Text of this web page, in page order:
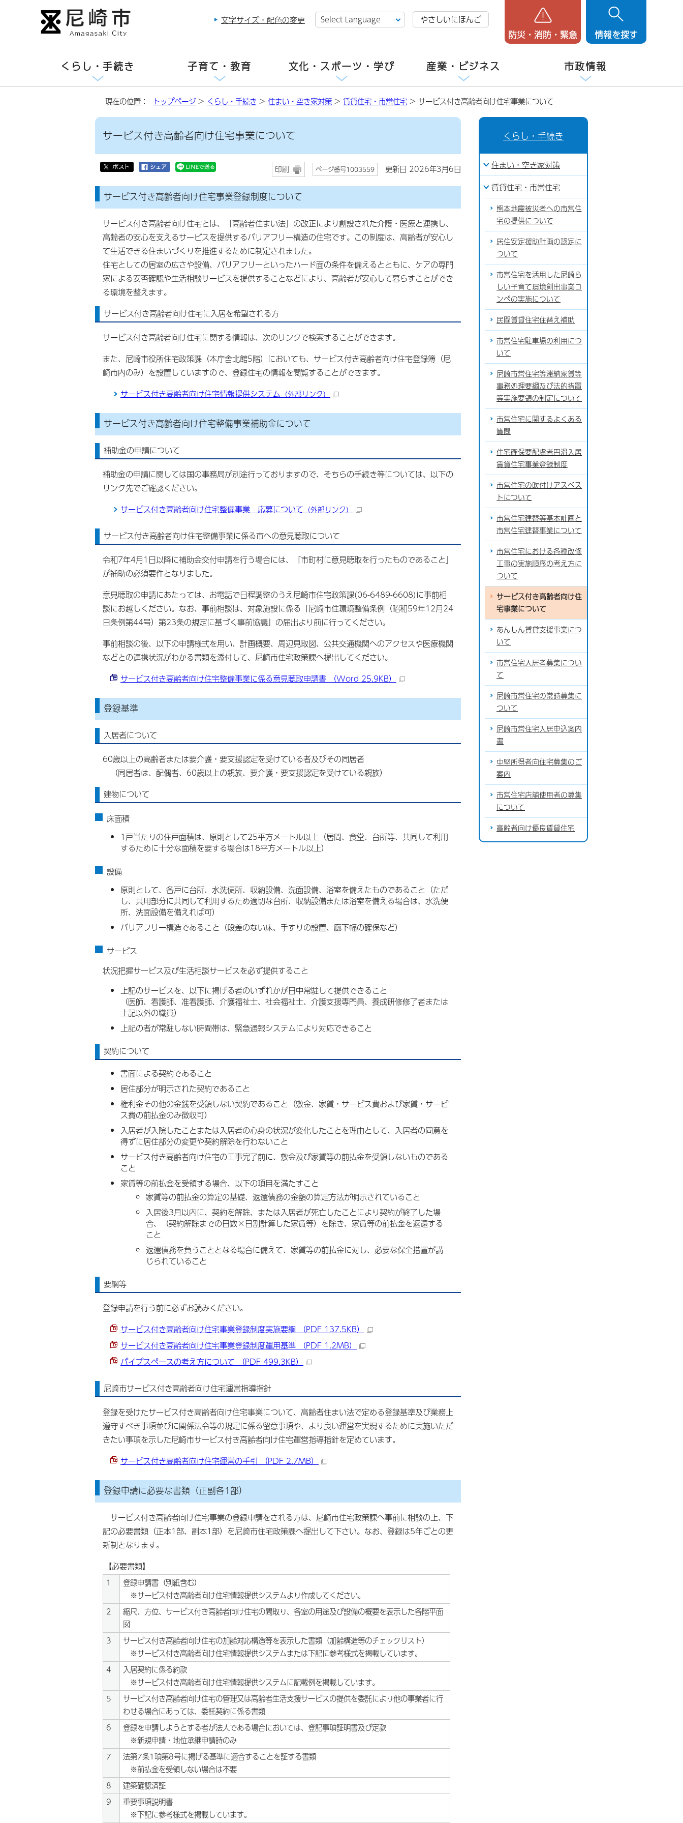
文字サイズ・配色の変更 やさしいにほんご
防災・消防・緊急 情報を探す
くらし・手続き 子育て・教育 文化・スポーツ・学び 産業・ビジネス 市政情報
現在の位置： トップページ> くらし・手続き > 住まい・空き家対策 > 賃貸住宅・市営住宅 > サービス付き高齢者向け住宅事業について
サービス付き高齢者向け住宅事業について
印刷 ページ番号1003559 更新日 2026年3月6日
サービス付き高齢者向け住宅事業登録制度について
サービス付き高齢者向け住宅とは、「高齢者住まい法」の改正により創設された介護・医療と連携し、
高齢者の安心を支えるサービスを提供するバリアフリー構造の住宅です。この制度は、高齢者が安心し
て生活できる住まいづくりを推進するために制定されました。
住宅としての居室の広さや設備、バリアフリーといったハード面の条件を備えるとともに、ケアの専門
家による安否確認や生活相談サービスを提供することなどにより、高齢者が安心して暮らすことができ
る環境を整えます。
サービス付き高齢者向け住宅に入居を希望される方
サービス付き高齢者向け住宅に関する情報は、次のリンクで検索することができます。
また、尼崎市役所住宅政策課（本庁舎北館5階）においても、サービス付き高齢者向け住宅登録簿（尼
崎市内のみ）を設置していますので、登録住宅の情報を閲覧することができます。
サービス付き高齢者向け住宅情報提供システム （外部リンク）
サービス付き高齢者向け住宅整備事業補助金について
補助金の申請について
補助金の申請に関しては国の事務局が別途行っておりますので、そちらの手続き等については、以下の
リンク先でご確認ください。
サービス付き高齢者向け住宅整備事業 応募について （外部リンク）
サービス付き高齢者向け住宅整備事業に係る市への意見聴取について
令和7年4月1日以降に補助金交付申請を行う場合には、「市町村に意見聴取を行ったものであること」
が補助の必須要件となりました。
意見聴取の申請にあたっては、お電話で日程調整のうえ尼崎市住宅政策課(06-6489-6608)に事前相
談にお越しください。なお、事前相談は、対象施設に係る「尼崎市住環境整備条例（昭和59年12月24
日条例第44号）第23条の規定に基づく事前協議」の届出より前に行ってください。
事前相談の後、以下の申請様式を用い、計画概要、周辺見取図、公共交通機関へのアクセスや医療機関
などとの連携状況がわかる書類を添付して、尼崎市住宅政策課へ提出してください。
サービス付き高齢者向け住宅整備事業に係る意見聴取申請書 （Word 25.9KB）
登録基準
入居者について
60歳以上の高齢者または要介護・要支援認定を受けている者及びその同居者
（同居者は、配偶者、60歳以上の親族、要介護・要支援認定を受けている親族）
建物について
床面積
1戸当たりの住戸面積は、原則として25平方メートル以上（居間、食堂、台所等、共同して利用
するために十分な面積を要する場合は18平方メートル以上）
設備
原則として、各戸に台所、水洗便所、収納設備、洗面設備、浴室を備えたものであること（ただ
し、共用部分に共同して利用するため適切な台所、収納設備または浴室を備える場合は、水洗便
所、洗面設備を備えれば可）
バリアフリー構造であること（段差のない床、手すりの設置、廊下幅の確保など）
サービス
状況把握サービス及び生活相談サービスを必ず提供すること
上記のサービスを、以下に掲げる者のいずれかが日中常駐して提供できること
（医師、看護師、准看護師、介護福祉士、社会福祉士、介護支援専門員、養成研修修了者または
上記以外の職員）
上記の者が常駐しない時間帯は、緊急通報システムにより対応できること
契約について
書面による契約であること
居住部分が明示された契約であること
権利金その他の金銭を受領しない契約であること（敷金、家賃・サービス費および家賃・サービ
ス費の前払金のみ徴収可）
入居者が入院したことまたは入居者の心身の状況が変化したことを理由として、入居者の同意を
得ずに居住部分の変更や契約解除を行わないこと
サービス付き高齢者向け住宅の工事完了前に、敷金及び家賃等の前払金を受領しないものである
こと
家賃等の前払金を受領する場合、以下の項目を満たすこと
家賃等の前払金の算定の基礎、返還債務の金額の算定方法が明示されていること
入居後3月以内に、契約を解除、または入居者が死亡したことにより契約が終了した場
合、（契約解除までの日数×日割計算した家賃等）を除き、家賃等の前払金を返還する
こと
返還債務を負うこととなる場合に備えて、家賃等の前払金に対し、必要な保全措置が講
じられていること
要綱等
登録申請を行う前に必ずお読みください。
サービス付き高齢者向け住宅事業登録制度実施要綱 （PDF 137.5KB）
サービス付き高齢者向け住宅事業登録制度運用基準 （PDF 1.2MB）
パイプスペースの考え方について （PDF 499.3KB）
尼崎市サービス付き高齢者向け住宅運営指導指針
登録を受けたサービス付き高齢者向け住宅事業について、高齢者住まい法で定める登録基準及び業務上
遵守すべき事項並びに関係法令等の規定に係る留意事項や、より良い運営を実現するために実施いただ
きたい事項を示した尼崎市サービス付き高齢者向け住宅運営指導指針を定めています。
サービス付き高齢者向け住宅運営の手引 （PDF 2.7MB）
登録申請に必要な書類（正副各1部）
サービス付き高齢者向け住宅事業の登録申請をされる方は、尼崎市住宅政策課へ事前に相談の上、下
記の必要書類（正本1部、副本1部）を尼崎市住宅政策課へ提出して下さい。なお、登録は5年ごとの更
新制となります。
【必要書類】
1
登録申請書（別紙含む）
※サービス付き高齢者向け住宅情報提供システムより作成してください。
2
縮尺、方位、サービス付き高齢者向け住宅の間取り、各室の用途及び設備の概要を表示した各階平面
図
3
サービス付き高齢者向け住宅の加齢対応構造等を表示した書類（加齢構造等のチェックリスト）
※サービス付き高齢者向け住宅情報提供システムまたは下記に参考様式を掲載しています。
4
入居契約に係る約款
※サービス付き高齢者向け住宅情報提供システムに記載例を掲載しています。
5
サービス付き高齢者向け住宅の管理又は高齢者生活支援サービスの提供を委託により他の事業者に行
わせる場合にあっては、委託契約に係る書類
6
登録を申請しようとする者が法人である場合においては、登記事項証明書及び定款
※新規申請・地位承継申請時のみ
7
法第7条1項第8号に掲げる基準に適合することを証する書類
※前払金を受領しない場合は不要
8
建築確認済証
9
重要事項説明書
※下記に参考様式を掲載しています。
くらし・手続き
住まい・空き家対策
賃貸住宅・市営住宅
熊本地震被災者への市営住
宅の提供について
居住安定援助計画の認定に
ついて
市営住宅を活用した尼崎ら
しい子育て環境創出事業コ
ンペの実施について
民間賃貸住宅住替え補助
市営住宅駐車場の利用につ
いて
尼崎市営住宅等滞納家賃等
事務処理要綱及び法的措置
等実施要領の制定について
市営住宅に関するよくある
質問
住宅確保要配慮者円滑入居
賃貸住宅事業登録制度
市営住宅の吹付けアスベス
トについて
市営住宅建替等基本計画と
市営住宅建替事業について
市営住宅における各種改修
工事の実施順序の考え方に
ついて
サービス付き高齢者向け住
宅事業について
あんしん賃貸支援事業につ
いて
市営住宅入居者募集につい
て
尼崎市営住宅の常時募集に
ついて
尼崎市営住宅入居申込案内
書
中堅所得者向住宅募集のご
案内
市営住宅店舗使用者の募集
について
高齢者向け優良賃貸住宅